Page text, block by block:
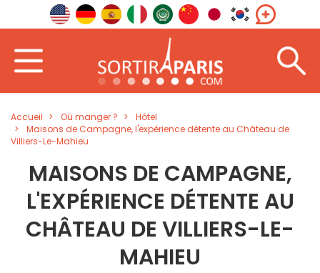
Accueil Où manger ?
Hôtel
Maisons de Campagne, l'expérience détente au Château de
Villiers-Le-Mahieu
MAISONS DE CAMPAGNE,
L'EXPÉRIENCE DÉTENTE AU
CHÂTEAU DE VILLIERS-LE-
MAHIEU